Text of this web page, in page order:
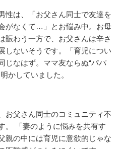
性は、「お父さん同士で友達を
がなくて…」とお悩み中。お母
賑わう一方で、お父さんは辛さ
しないそうです。「育児につい
じなはず。ママ友ならぬ“パパ
かしていました。
お父さん同士のコミュニティ不
。 「妻のように悩みを共有す
親の中には育児に意欲的じゃな